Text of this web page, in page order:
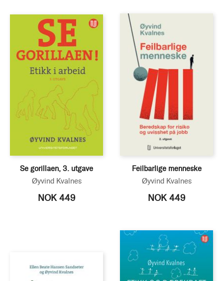
Se gorillaen, 3. utgave
Øyvind Kvalnes
NOK 449
Feilbarlige menneske
Øyvind Kvalnes
NOK 449